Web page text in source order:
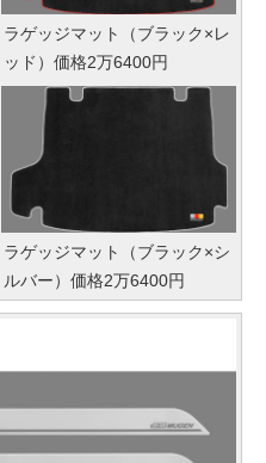
ラゲッジマット（ブラック×レ
ッド）価格2万6400円
ラゲッジマット（ブラック×シ
ルバー）価格2万6400円